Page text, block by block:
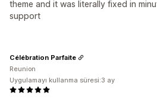
theme and it was literally fixed in
support
Célébration Parfaite
Reunion
Uygulamayı kullanma süresi:3 ay